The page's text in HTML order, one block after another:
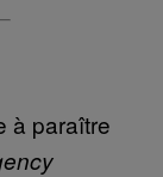
à paraître